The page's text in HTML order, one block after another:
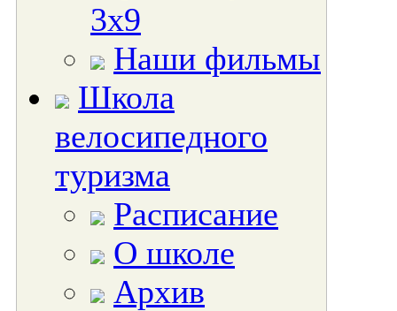
3х9
Наши фильмы
Школа
велосипедного
туризма
Расписание
О школе
Архив